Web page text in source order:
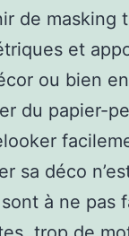
de masking
et
ou bien
du papier-
sa déco
à ne pas